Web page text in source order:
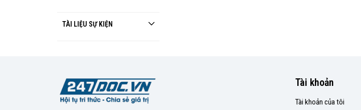
TÀI LIỆU SỰ KIỆN
Tài khoản
Tài khoản của tôi